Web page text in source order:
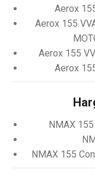
Aerox
Aerox 155
Aerox 155
Aerox
NMAX
NMAX 155